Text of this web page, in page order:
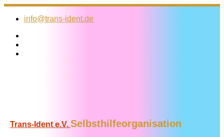
Zum
Inhalt
info@trans-ident.de
Trans-Ident e.V. Selbsthilfeorganisation